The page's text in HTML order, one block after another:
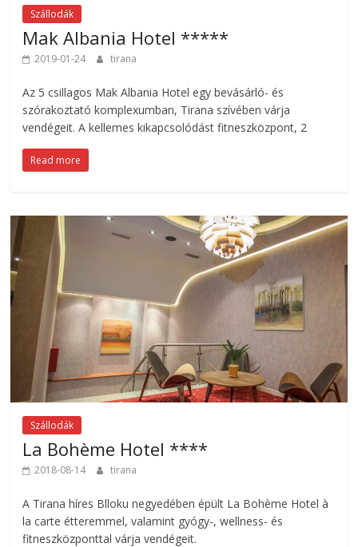
Szállodák
Mak Albania Hotel *****
2019-01-24 tirana
Az 5 csillagos Mak Albania Hotel egy bevásárló- és
szórakoztató komplexumban, Tirana szívében várja
vendégeit. A kellemes kikapcsolódást fitneszközpont, 2
Read more
Szállodák
La Bohème Hotel ****
2018-08-14 tirana
A Tirana híres Blloku negyedében épült La Bohème Hotel à
la carte étteremmel, valamint gyógy-, wellness- és
fitneszközponttal várja vendégeit.